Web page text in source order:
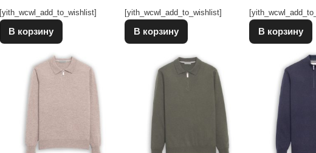
[yith_wcwl_add_to_wishlist]
В корзину Этот товар имеет несколько вариаций. Опции можно
[yith_wcwl_add_to_wishlist]
В корзину Этот товар имеет несколько
В корзину